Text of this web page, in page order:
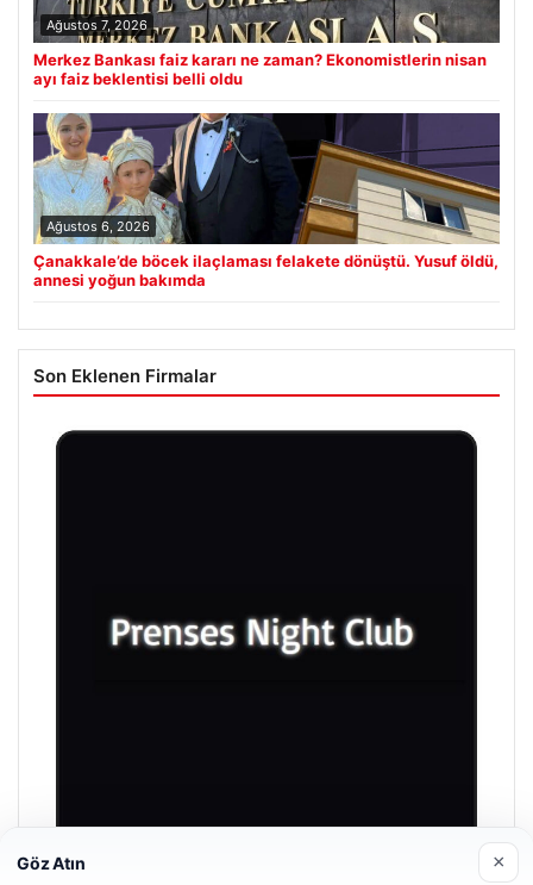
Ağustos 7, 2026
Merkez Bankası faiz kararı ne zaman? Ekonomistlerin nisan
ayı faiz beklentisi belli oldu
Ağustos 6, 2026
Çanakkale’de böcek ilaçlaması felakete dönüştü. Yusuf öldü,
annesi yoğun bakımda
Son Eklenen Firmalar
Göz Atın ×